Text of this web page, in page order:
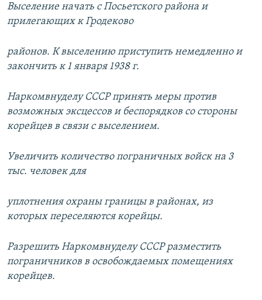
Выселение начать с Посьетского района и
прилегающих к Гродеково
районов. К выселению приступить немедленно и
закончить к 1 января 1938 г.
Наркомвнуделу СССР принять меры против
возможных эксцессов и беспорядков со стороны
корейцев в связи с выселением.
Увеличить количество пограничных войск на 3
тыс. человек для
уплотнения охраны границы в районах, из
которых переселяются корейцы.
Разрешить Наркомвнуделу СССР разместить
пограничников в освобождаемых помещениях
корейцев.